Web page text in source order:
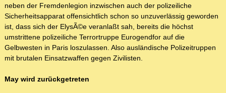
neben der Fremdenlegion inzwischen auch der polizeiliche
Sicherheitsapparat offensichtlich schon so unzuverlässig geworden
ist, dass sich der ElysÃ©e veranlaßt sah, bereits die höchst
umstrittene polizeiliche Terrortruppe Eurogendfor auf die
Gelbwesten in Paris loszulassen. Also ausländische Polizeitruppen
mit brutalen Einsatzwaffen gegen Zivilisten.
May wird zurückgetreten